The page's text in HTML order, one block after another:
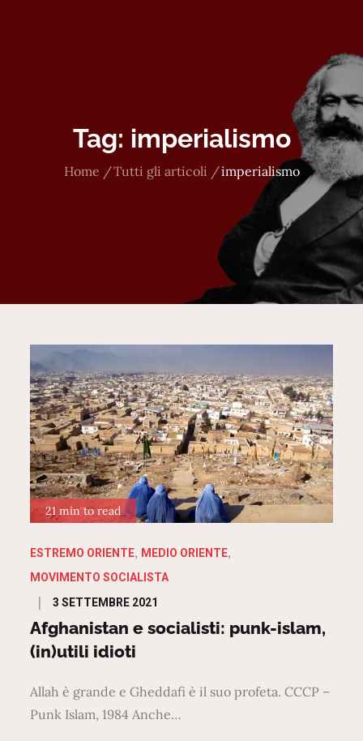
Tag: imperialismo
Home Tutti gli articoli imperialismo
21 min to read
ESTREMO ORIENTE
MEDIO ORIENTE
MOVIMENTO SOCIALISTA
Posted
on
3 SETTEMBRE 2021
Afghanistan e socialisti: punk-islam,
(in)utili idioti
Allah è grande e Gheddafi è il suo profeta. CCCP –
Punk Islam, 1984 Anche…